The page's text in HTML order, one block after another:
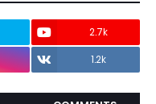
2.7k
1.2k